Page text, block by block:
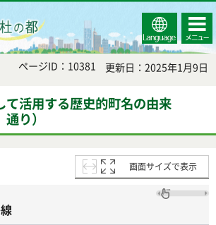
Select
Language
コンテ
ンツメ
ニュー
ページID：10381 更新日：2025年1月9日
て活用する歴史的町名の由来
り）
画面サイズで表示